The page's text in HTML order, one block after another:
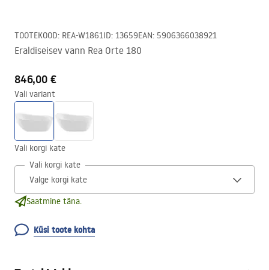
TOOTEKOOD: REA-W1861ID: 13659EAN: 5906366038921
Eraldiseisev vann Rea Orte 180
846,00 €
Vali variant
Vali korgi kate
Vali korgi kate
Saatmine täna.
Küsi toote kohta